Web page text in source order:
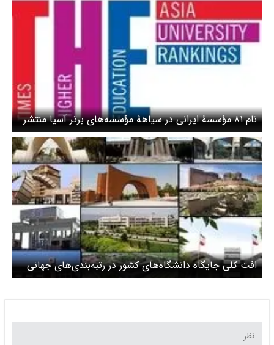
نام ۸۱ مؤسسۀ ایرانی در سیاهۀ مؤسسه‌های برتر آسیا منتشر
شد
افت کلی جایگاه دانشگاه‌های کشور در رتبه‌بندی‌های جهانی
طی یک سال اخیر